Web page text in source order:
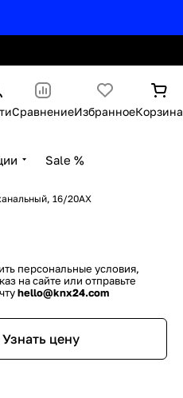
СравнениеИзбранноеКорзина
Sale %
16/20АХ
персональные условия,
на сайте или отправьте
hello@knx24.com
Узнать цену